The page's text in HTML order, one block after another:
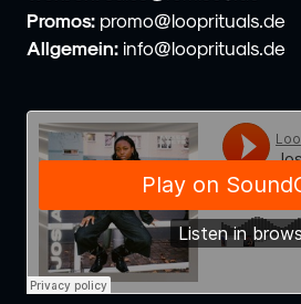
Promos: promo@looprituals.de
Allgemein: info@looprituals.de